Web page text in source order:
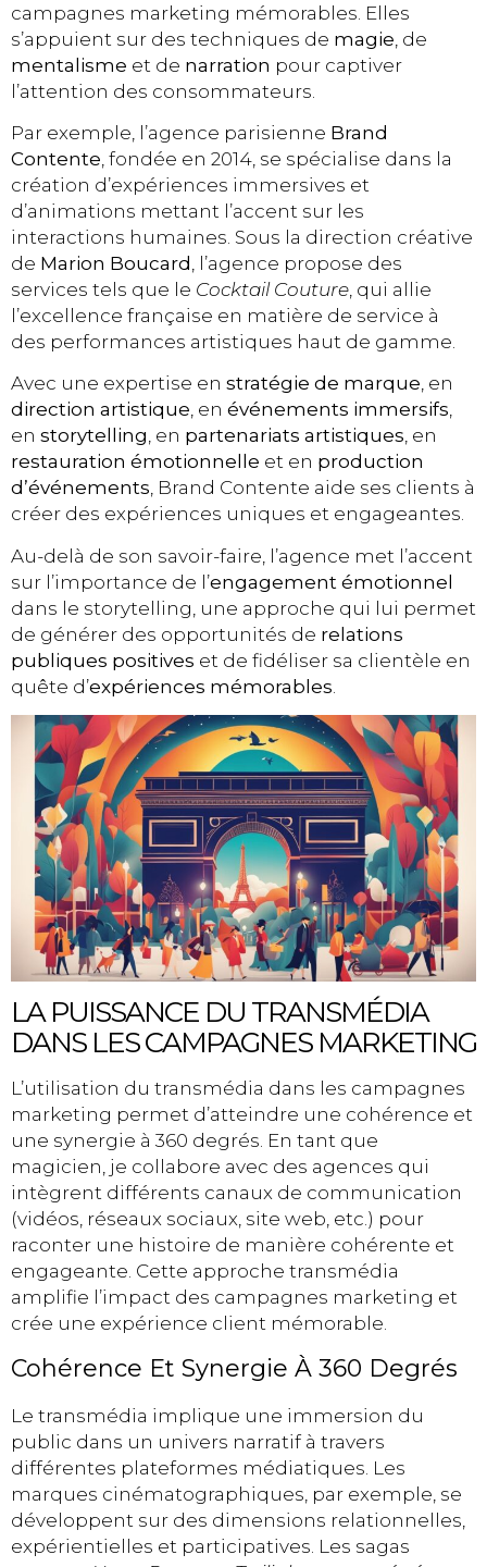
campagnes marketing mémorables. Elles
s’appuient sur des techniques de magie , de
mentalisme et de narration pour captiver
l’attention des consommateurs.
Par exemple, l’agence parisienne Brand
Contente, fondée en 2014, se spécialise dans la
création d’expériences immersives et
d’animations mettant l’accent sur les
interactions humaines. Sous la direction créative
de Marion Boucard , l’agence propose des
services tels que le Cocktail Couture, qui allie
l’excellence française en matière de service à
des performances artistiques haut de gamme.
Avec une expertise en stratégie de marque, en
direction artistique, en événements immersifs,
en storytelling, en partenariats artistiques, en
restauration émotionnelle et en production
d’événements, Brand Contente aide ses clients à
créer des expériences uniques et engageantes.
Au-delà de son savoir-faire, l’agence met l’accent
sur l’importance de l’engagement émotionnel
dans le storytelling, une approche qui lui permet
de générer des opportunités de relations
publiques positives et de fidéliser sa clientèle en
quête d’expériences mémorables
LA PUISSANCE DU TRANSMÉDIA
DANS LES CAMPAGNES MARKETING
L’utilisation du transmédia dans les campagnes
marketing permet d’atteindre une cohérence et
une synergie à 360 degrés. En tant que
magicien, je collabore avec des agences qui
intègrent différents canaux de communication
(vidéos, réseaux sociaux, site web, etc.) pour
raconter une histoire de manière cohérente et
engageante. Cette approche transmédia
amplifie l’impact des campagnes marketing et
crée une expérience client mémorable.
Cohérence Et Synergie À 360 Degrés
Le transmédia implique une immersion du
public dans un univers narratif à travers
différentes plateformes médiatiques. Les
marques cinématographiques, par exemple, se
développent sur des dimensions relationnelles,
expérientielles et participatives. Les sagas